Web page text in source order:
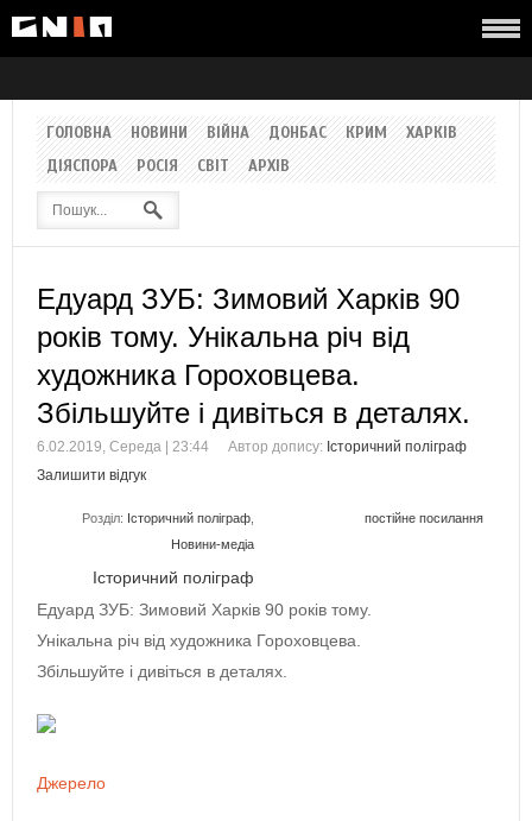
ГОЛОВНА НОВИНИ ВІЙНА ДОНБАС КРИМ
ХАРКІВ
ДІЯСПОРА
РОСІЯ СВІТ АРХІВ
Едуард ЗУБ: Зимовий Харків 90
років тому. Унікальна річ від
художника Гороховцева.
Збільшуйте і дивіться в деталях.
6.02.2019, Середа | 23:44 Автор допису: Історичний поліграф
Залишити відгук
Розділ: Історичний поліграф
Новини-медіа
постійне посилання
Історичний поліграф
Едуард ЗУБ: Зимовий Харків 90 років тому.
Унікальна річ від художника Гороховцева.
Збільшуйте і дивіться в деталях.
Джерело